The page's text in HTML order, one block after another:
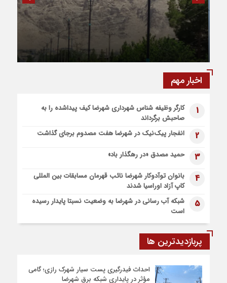
کدام وعده غذایی به کاهش خطر ابتلا به سرطان کمک می‌کند؟
6 روز قبل
۲۸۰ میلیارد تومان اعتبار به تکمیل میدان بسیج شهرضا اختصاص
1 هفته قبل
۹ طرح عمرانی در دوره ششم شوراهای شهر در شهرضا تکمیل شد
1 هفته قبل
۸۱ هکتار طالبی در اراضی شهرضا کشت شد
بهره‌برداری از شبکه روشنایی بلوار خلیج فارس در
شهر منظریه
اخبار مهم
1
کارگر وظیفه شناس شهرداری شهرضا کیف پیداشده را به
صاحبش برگرداند
2 انفجار پیک‌نیک در شهرضا هفت مصدوم برجای گذاشت
3 حمید مصدق «در رهگذار باد»
4
بانوان توآدوکار شهرضا نائب قهرمان مسابقات بین المللی
کاپ آزاد اوراسیا شدند
5
شبکه آب رسانی در شهرضا به وضعیت نسبتا پایدار رسیده
است
پربازدیدترین ها
احداث فیدرگیری پست سیار شهرک رازی؛ گامی
مؤثر در پایداری شبکه برق شهرضا